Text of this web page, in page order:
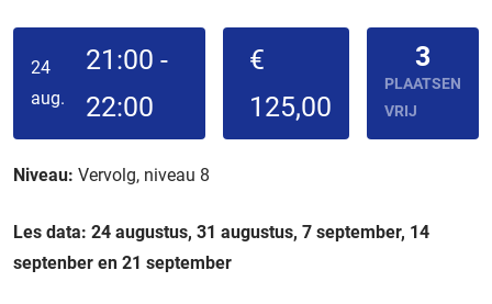
24
aug.
21:00 -
22:00
€
125,00
3
PLAATSEN
VRIJ
Niveau: Vervolg, niveau 8
Les data: 24 augustus, 31 augustus, 7 september, 14
septenber en 21 september